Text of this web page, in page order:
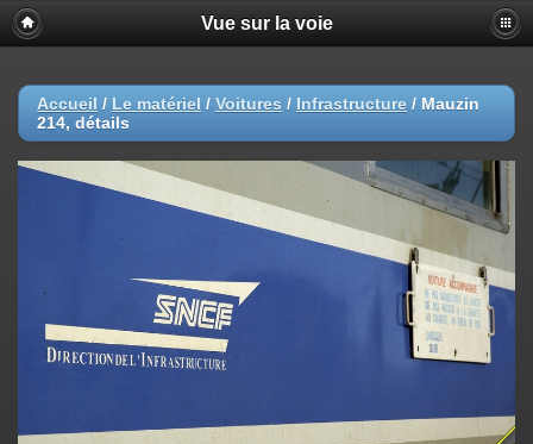
Vue sur la voie
Accueil / Le matériel / Voitures / Infrastructure / Mauzin
214, détails